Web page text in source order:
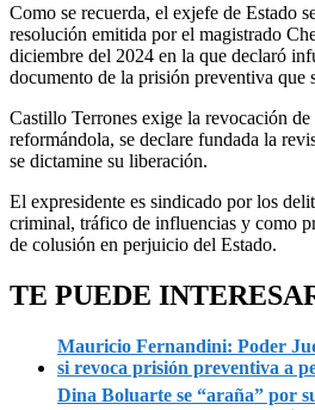
Como se recuerda, el exjefe de Estado
resolución emitida por el magistrado
diciembre del 2024 en la que declaró
documento de la prisión preventiva que
Castillo Terrones exige la revocación
reformándola, se declare fundada la
se dictamine su liberación.
El expresidente es sindicado por los
criminal, tráfico de influencias y como
de colusión en perjuicio del Estado.
TE PUEDE
Mauricio Fernandini: Poder
si revoca prisión preventiva a
Dina Boluarte se “araña” por